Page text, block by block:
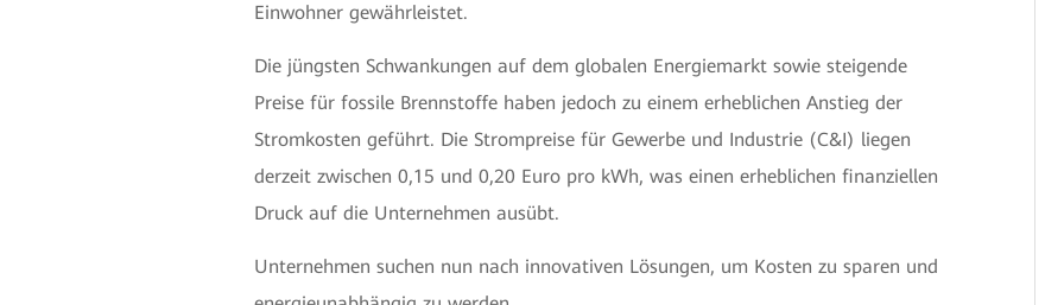
Einwohner gewährleistet.
Die jüngsten Schwankungen auf dem globalen Energiemarkt sowie steigende
Preise für fossile Brennstoffe haben jedoch zu einem erheblichen Anstieg der
Stromkosten geführt. Die Strompreise für Gewerbe und Industrie (C&I) liegen
derzeit zwischen 0,15 und 0,20 Euro pro kWh, was einen erheblichen finanziellen
Druck auf die Unternehmen ausübt.
Unternehmen suchen nun nach innovativen Lösungen, um Kosten zu sparen und